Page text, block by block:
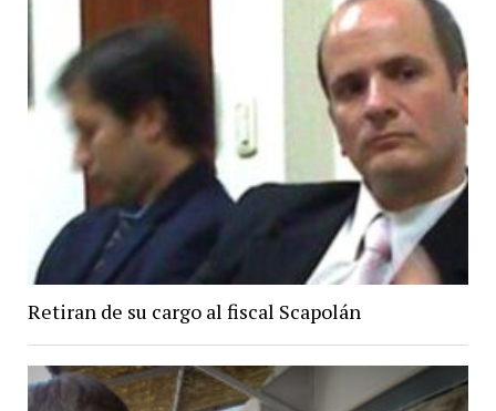
Retiran de su cargo al fiscal Scapolán